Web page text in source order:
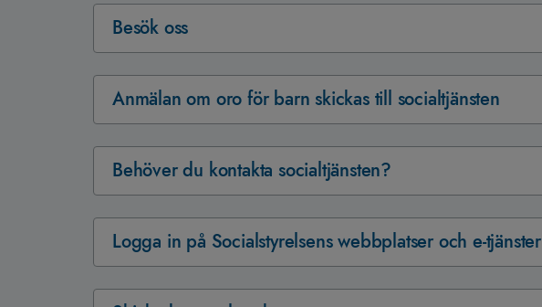
Besök oss
Anmälan om oro för barn skickas till socialtjänsten
Behöver du kontakta socialtjänsten?
Logga in på Socialstyrelsens webbplatser och e-tjänster